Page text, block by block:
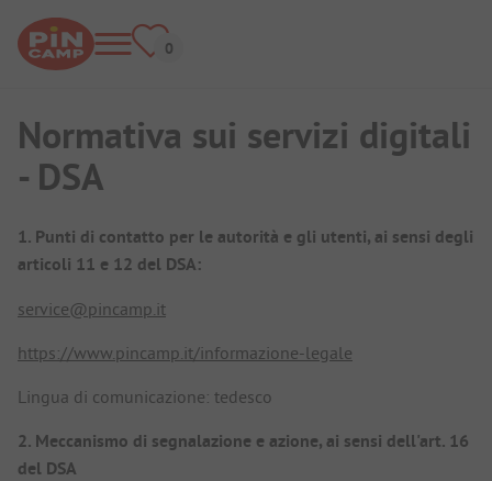
Normativa sui servizi digitali
- DSA
1. Punti di contatto per le autorità e gli utenti, ai sensi degli
articoli 11 e 12 del DSA:
service@pincamp.it
https://www.pincamp.it/informazione-legale
Lingua di comunicazione: tedesco
2. Meccanismo di segnalazione e azione, ai sensi dell'art. 16
del DSA